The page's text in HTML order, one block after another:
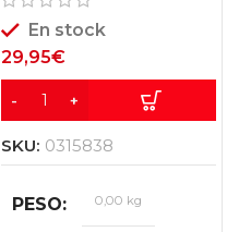
En stock
29,95€
SKU: 0315838
PESO 0,00 kg